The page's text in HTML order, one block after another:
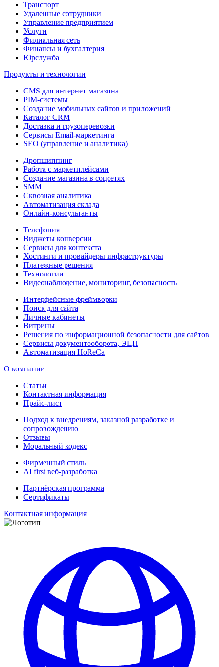
Транспорт
Удаленные сотрудники
Управление предприятием
Услуги
Филиальная сеть
Финансы и бухгалтерия
Юрслужба
Продукты и технологии
CMS для интернет-магазина
PIM-системы
Создание мобильных сайтов и приложений
Каталог CRM
Доставка и грузоперевозки
Сервисы Email-маркетинга
SEO (управление и аналитика)
Дропшиппинг
Работа с маркетплейсами
Создание магазина в соцсетях
SMM
Сквозная аналитика
Автоматизация склада
Онлайн-консультанты
Телефония
Виджеты конверсии
Сервисы для контекста
Хостинги и провайдеры инфраструктуры
Платежные решения
Технологии
Видеонаблюдение, мониторинг, безопасность
Интерфейсные фреймворки
Поиск для сайта
Личные кабинеты
Витрины
Решения по информационной безопасности для сайтов
Сервисы документооборота, ЭЦП
Автоматизация HoReCa
О компании
Статьи
Контактная информация
Прайс-лист
Подход к внедрениям, заказной разработке и
сопровождению
Отзывы
Моральный кодекс
Фирменный стиль
AI first веб-разработка
Партнёрская программа
Сертификаты
Контактная информация